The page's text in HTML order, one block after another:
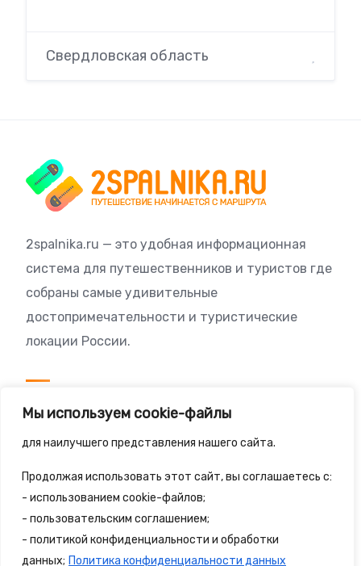
Мы используем cookie-файлы
для наилучшего представления нашего сайта.
Продолжая использовать этот сайт, вы соглашаетесь с:
- использованием cookie-файлов;
- пользовательским соглашением;
- политикой конфиденциальности и обработки
данных; Политика конфиденциальности данных
Свердловская область
2spalnika.ru — это удобная информационная
система для путешественников и туристов где
собраны самые удивительные
достопримечательности и туристические
локации России.
© 2025 - 2spalnika.ru Все права защищены.